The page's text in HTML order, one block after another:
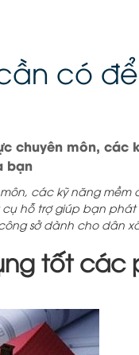
có
chuyên môn, các
bạn
các kỹ năng
hỗ trợ giúp bạn
sở dành cho dân
tốt các